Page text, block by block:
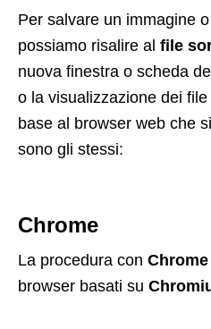
Per salvare un immagine
possiamo risalire al file
nuova finestra o scheda
o la visualizzazione dei
base al browser web che
sono gli stessi:
Chrome
La procedura con Chrome
browser basati su